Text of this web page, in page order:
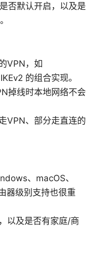
否默认开启，以及是
VPN，如
的组合实现。
掉线时本地网络不会
VPN、部分走直连的
、macOS、
器级别支持也很重
以及是否有家庭/商